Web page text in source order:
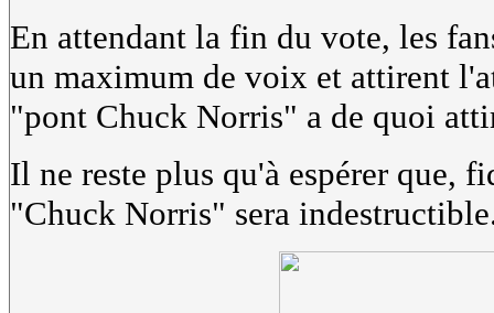
En attendant la fin du vote, les
un maximum de voix et attirent
"pont Chuck Norris" a de quoi
Il ne reste plus qu'à espérer que,
"Chuck Norris" sera